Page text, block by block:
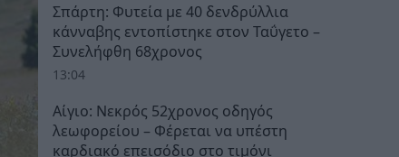
Σπάρτη: Φυτεία με 40 δενδρύλλια
κάνναβης εντοπίστηκε στον Ταΰγετο –
Συνελήφθη 68χρονος
13:04
Αίγιο: Νεκρός 52χρονος οδηγός
λεωφορείου – Φέρεται να υπέστη
καρδιακό επεισόδιο στο τιμόνι